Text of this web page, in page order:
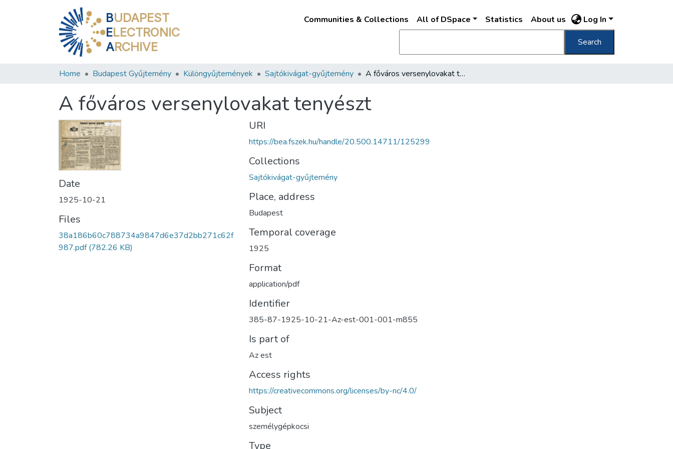
BUDAPEST
ELECTRONIC
ARCHIVE
Communities & Collections All of DSpace Statistics About us Log In
Search
Home Budapest Gyűjtemény Különgyűjtemények Sajtókivágat-gyűjtemény A főváros versenylovakat tenyészt
A főváros versenylovakat tenyészt
Date
1925-10-21
Files
38a186b60c788734a9847d6e37d2bb271c62f
987.pdf(782.26 KB)
URI
https://bea.fszek.hu/handle/20.500.14711/125299
Collections
Sajtókivágat-gyűjtemény
Place, address
Budapest
Temporal coverage
1925
Format
application/pdf
Identifier
385-87-1925-10-21-Az-est-001-001-m855
Is part of
Az est
Access rights
https://creativecommons.org/licenses/by-nc/4.0/
Subject
személygépkocsi
Type